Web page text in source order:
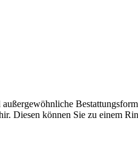
Diesen können Sie zu einem